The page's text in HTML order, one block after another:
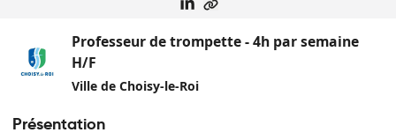
Professeur de trompette - 4h par semaine
H/F
Ville de Choisy-le-Roi
Présentation